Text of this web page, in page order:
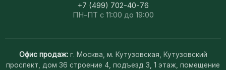
+7 (499) 702-40-76
ПН-ПТ с 11:00 до 19:00
Офис продаж: г. Москва, м. Кутузовская, Кутузовский
проспект, дом 36 строение 4, подъезд 3, 1 этаж, помещение